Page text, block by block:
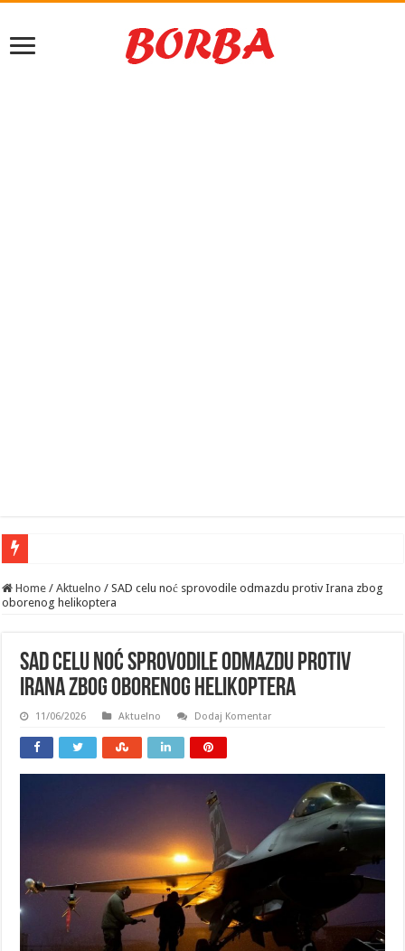
Home / Aktuelno / SAD celu noć sprovodile odmazdu protiv Irana zbog
oborenog helikoptera
SAD celu noć sprovodile odmazdu protiv
Irana zbog oborenog helikoptera
11/06/2026 Aktuelno Dodaj Komentar